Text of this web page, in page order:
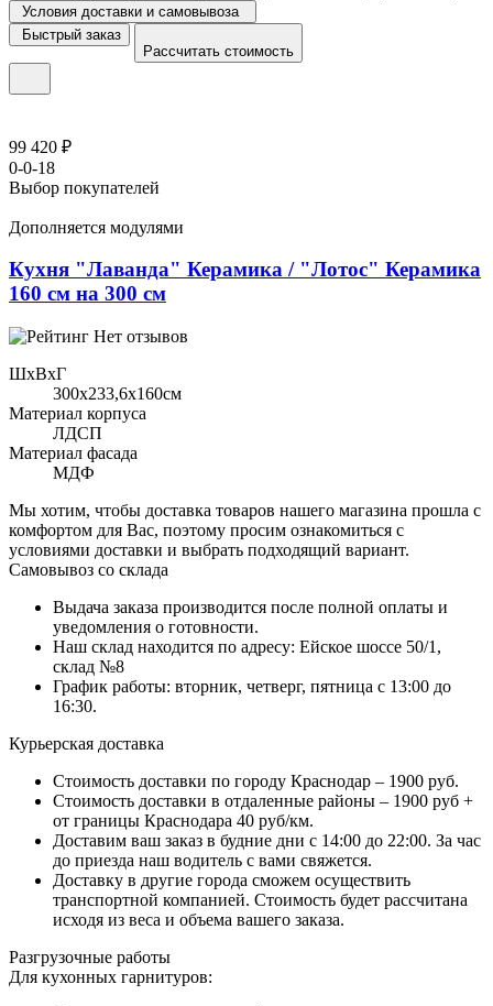
Условия доставки и самовывоза
Быстрый заказ
Рассчитать стоимость
99 420 ₽
0-0-18
Выбор покупателей
Дополняется модулями
Кухня "Лаванда" Керамика / "Лотос" Керамика
160 см на 300 см
Нет отзывов
ШхВхГ
300x233,6х160см
Материал корпуса
ЛДСП
Материал фасада
МДФ
Мы хотим, чтобы доставка товаров нашего магазина прошла с
комфортом для Вас, поэтому просим ознакомиться с
условиями доставки и выбрать подходящий вариант.
Самовывоз со склада
Выдача заказа производится после полной оплаты и
уведомления о готовности.
Наш склад находится по адресу: Ейское шоссе 50/1,
склад №8
График работы: вторник, четверг, пятница с 13:00 до
16:30.
Курьерская доставка
Стоимость доставки по городу Краснодар – 1900 руб.
Стоимость доставки в отдаленные районы – 1900 руб +
от границы Краснодара 40 руб/км.
Доставим ваш заказ в будние дни с 14:00 до 22:00. За час
до приезда наш водитель с вами свяжется.
Доставку в другие города сможем осуществить
транспортной компанией. Стоимость будет рассчитана
исходя из веса и объема вашего заказа.
Разгрузочные работы
Для кухонных гарнитуров: